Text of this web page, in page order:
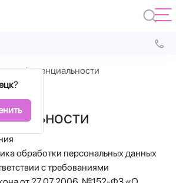
?
конфиденциальности
обработки персональных данных
с требованиями